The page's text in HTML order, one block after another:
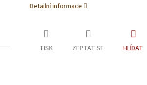
Detailní informace
TISK ZEPTAT SE HLÍDAT